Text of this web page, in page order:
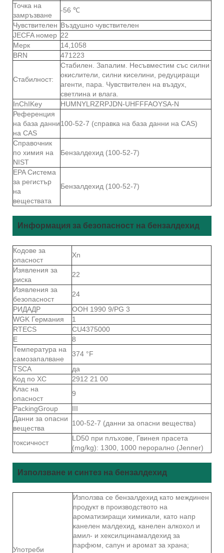
Точка на
замръзване
-56 ℃
Чувствителен Въздушно чувствителен
JECFA номер 22
Мерк
14,1058
BRN
471223
Стабилност:
Стабилен. Запалим. Несъвместим със силни
окислители, силни киселини, редуциращи
агенти, пара. Чувствителен на въздух,
светлина и влага.
InChIKey
HUMNYLRZRPJDN-UHFFFAOYSA-N
Референция
на база данни
на CAS
100-52-7 (справка на база данни на CAS)
Справочник
по химия на
NIST
Бензалдехид (100-52-7)
EPA Система
за регистър
на
веществата
Бензалдехид (100-52-7)
Информация за безопасност на бензалдехид
Кодове за
опасност
Xn
Изявления за
риска
22
Изявления за
безопасност
24
РИДАДР
ООН 1990 9/PG 3
WGK Германия
1
RTECS
CU4375000
Е
8
Температура на
самозапалване
374 °F
TSCA
да
Код по ХС
2912 21 00
Клас на
опасност
9
PackingGroup
III
Данни за опасни
вещества
100-52-7 (данни за опасни вещества)
токсичност
LD50 при плъхове, Гвинея прасета
(mg/kg): 1300, 1000 перорално (Jenner)
Използване и синтез на бензалдехид
Употреби
Използва се бензалдехид като междинен
продукт в производството на
ароматизиращи химикали, като напр
канелен малдехид, канелен алкохол и
амил- и хексилцинамалдехид за
парфюм, сапун и аромат за храна;